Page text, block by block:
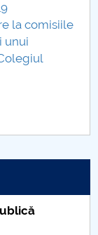
la comisiile
unui